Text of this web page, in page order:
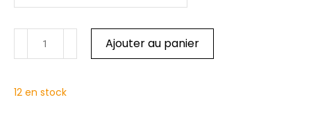
Ajouter au panier
12 en stock